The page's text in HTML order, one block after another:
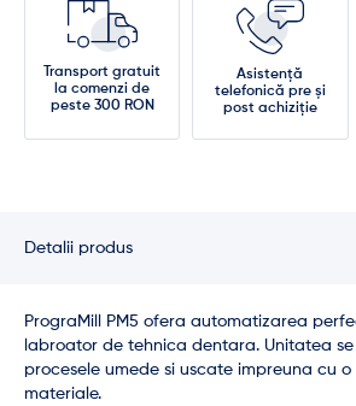
Transport gratuit
la comenzi de
peste 300 RON
Asistență
telefonică pre și
post achiziție
Detalii produs
PrograMill PM5 ofera automatizarea
labroator de tehnica dentara. Unitatea
procesele umede si uscate impreuna cu
materiale.